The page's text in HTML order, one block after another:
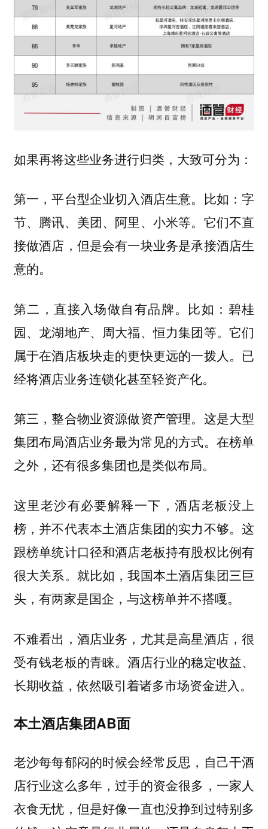
如果再将这些业务进行归类，大致可分为：
第一，平台型企业切入酒店生意。比如：字
节、腾讯、美团、阿里、小米等。它们不直
接做酒店，但是会有一块业务是承接酒店生
意的。
第二，直接入场做自有品牌。比如：碧桂
园、龙湖地产、周大福、恒力集团等。它们
属于在酒店板块走的更快更远的一拨人。已
经将酒店业务连锁化甚至轻资产化。
第三，整合物业资源做资产管理。这是大型
集团布局酒店业务最为常见的方式。在榜单
之外，还有很多集团也是类似布局。
这里老沙有必要解释一下，酒店老板没上
榜，并不代表本土酒店集团的实力不够。这
跟榜单统计口径和酒店老板持有股权比例有
很大关系。就比如，我国本土酒店集团三巨
头，有两家是国企，与这榜单并不搭嘎。
不难看出，酒店业务，尤其是高星酒店，很
受有钱老板的青睐。酒店行业的稳定收益、
长期收益，依然吸引着诸多市场资金进入。
本土酒店集团AB面
老沙每每郁闷的时候会经常反思，自己干酒
店行业这么多年，过手的资金很多，一家人
衣食无忧，但是好像一直也没挣到过特别多